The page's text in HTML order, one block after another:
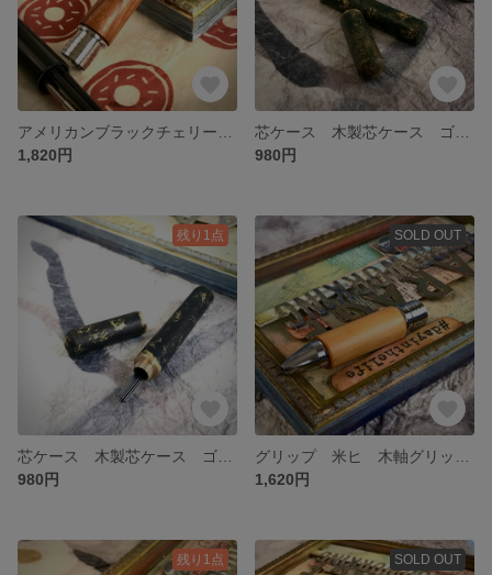
1,820円
980円
残り1点
980円
SOLD OUT
1,620円
残り1点 SOLD OUT